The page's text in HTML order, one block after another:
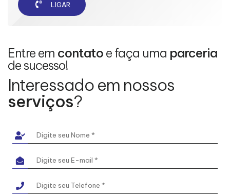
LIGAR
Entre em contato e faça uma parceria
de sucesso!
Interessado em nossos
serviços?